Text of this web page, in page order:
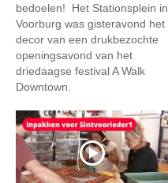
bedoelen! Het Stationsplein in
Voorburg was gisteravond het
decor van een drukbezochte
openingsavond van het
driedaagse festival A Walk
Downtown.